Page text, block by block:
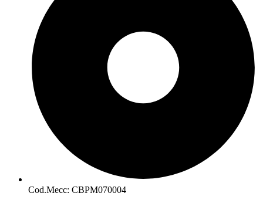
Cod.Mecc: CBPM070004